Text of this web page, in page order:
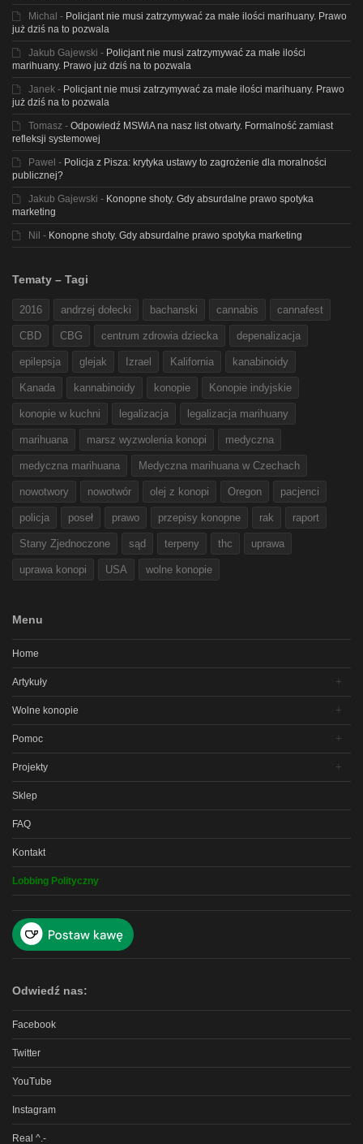
Michal - Policjant nie musi zatrzymywać za małe ilości marihuany. Prawo
już dziś na to pozwala
Jakub Gajewski - Policjant nie musi zatrzymywać za małe ilości
marihuany. Prawo już dziś na to pozwala
Janek - Policjant nie musi zatrzymywać za małe ilości marihuany. Prawo
już dziś na to pozwala
Tomasz - Odpowiedź MSWiA na nasz list otwarty. Formalność zamiast
refleksji systemowej
Pawel - Policja z Pisza: krytyka ustawy to zagrożenie dla moralności
publicznej?
Jakub Gajewski - Konopne shoty. Gdy absurdalne prawo spotyka
marketing
Nil - Konopne shoty. Gdy absurdalne prawo spotyka marketing
Tematy – Tagi
2016 andrzej dołecki bachanski cannabis cannafest
CBD CBG centrum zdrowia dziecka depenalizacja
epilepsja glejak Izrael Kalifornia kanabinoidy
Kanada kannabinoidy konopie Konopie indyjskie
konopie w kuchni legalizacja legalizacja marihuany
marihuana marsz wyzwolenia konopi medyczna
medyczna marihuana Medyczna marihuana w Czechach
nowotwory nowotwór olej z konopi Oregon pacjenci
policja poseł prawo przepisy konopne rak raport
Stany Zjednoczone sąd terpeny thc uprawa
uprawa konopi USA wolne konopie
Menu
Home
Artykuły
Wolne konopie
Pomoc
Projekty
Sklep
FAQ
Kontakt
Lobbing Polityczny
Odwiedź nas:
Facebook
Twitter
YouTube
Instagram
Real ^.-